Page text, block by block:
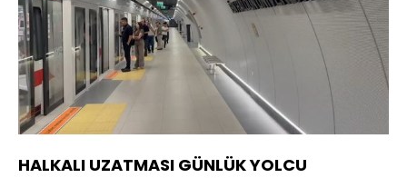
HALKALI UZATMASI GÜNLÜK YOLCU